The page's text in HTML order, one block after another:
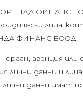
ОРЕНДА ФИНАНС
лица,
ФИНАНС ЕООД.
орган, агенция или
лични данни и
данни имат